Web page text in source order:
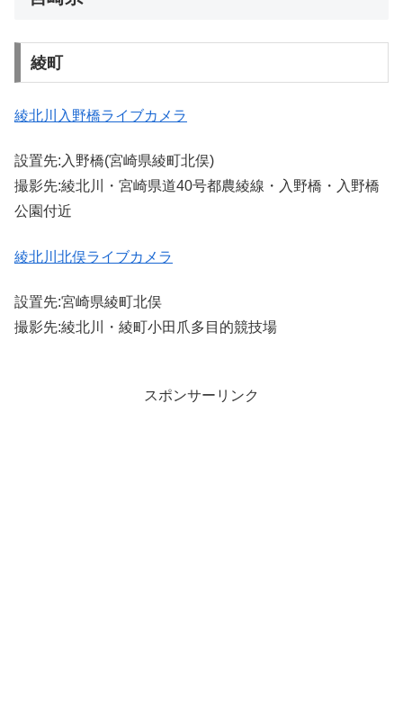
綾町
綾北川入野橋ライブカメラ
設置先:入野橋(宮崎県綾町北俣)
撮影先:綾北川・宮崎県道40号都農綾線・入野橋・入野橋
公園付近
綾北川北俣ライブカメラ
設置先:宮崎県綾町北俣
撮影先:綾北川・綾町小田爪多目的競技場
スポンサーリンク